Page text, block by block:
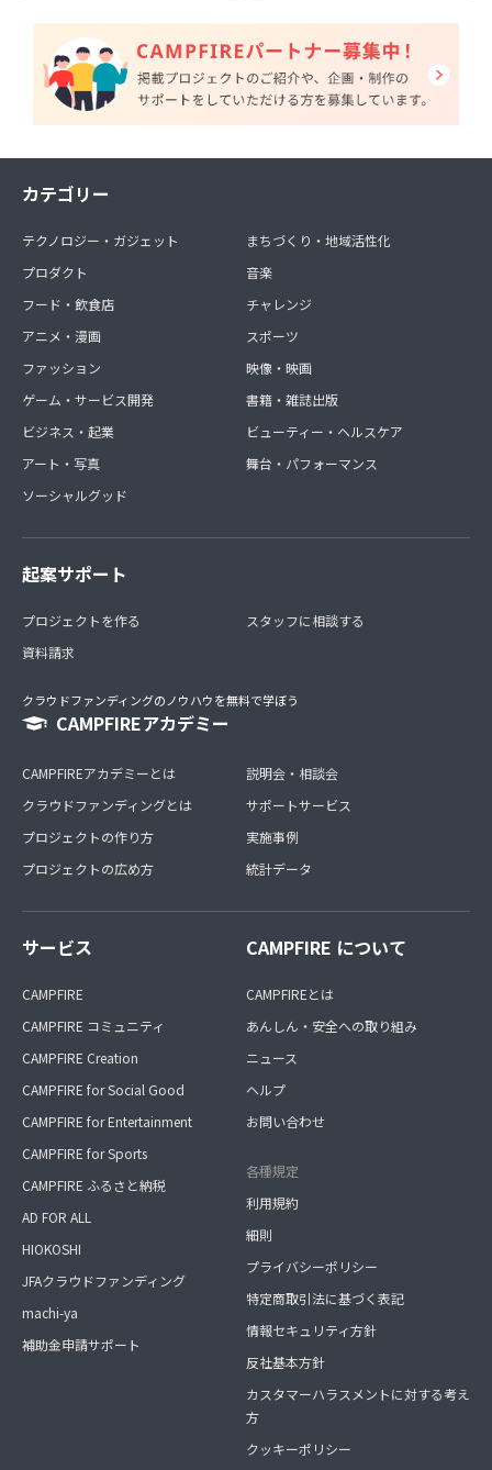
カテゴリー
テクノロジー・ガジェット
プロダクト
フード・飲食店
アニメ・漫画
ファッション
ゲーム・サービス開発
ビジネス・起業
アート・写真
ソーシャルグッド
まちづくり・地域活性化
音楽
チャレンジ
スポーツ
映像・映画
書籍・雑誌出版
ビューティー・ヘルスケア
舞台・パフォーマンス
起案サポート
プロジェクトを作る
資料請求
スタッフに相談する
クラウドファンディングのノウハウを無料で学ぼう
CAMPFIREアカデミー
CAMPFIREアカデミーとは
クラウドファンディングとは
プロジェクトの作り方
プロジェクトの広め方
説明会・相談会
サポートサービス
実施事例
統計データ
サービス
CAMPFIRE
CAMPFIRE コミュニティ
CAMPFIRE Creation
CAMPFIRE for Social Good
CAMPFIRE for Entertainment
CAMPFIRE for Sports
CAMPFIRE ふるさと納税
AD FOR ALL
HIOKOSHI
JFAクラウドファンディング
machi-ya
補助金申請サポート
CAMPFIRE について
CAMPFIREとは
あんしん・安全への取り組み
ニュース
ヘルプ
お問い合わせ
各種規定
利用規約
細則
プライバシーポリシー
特定商取引法に基づく表記
情報セキュリティ方針
反社基本方針
カスタマーハラスメントに対する考え
方
クッキーポリシー